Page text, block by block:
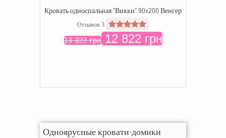
Кровать односпальная "Викки" 90x200 Венгер
Отзывов 3
13 322 грн12 822 грн
Одноярусные кровати-домики